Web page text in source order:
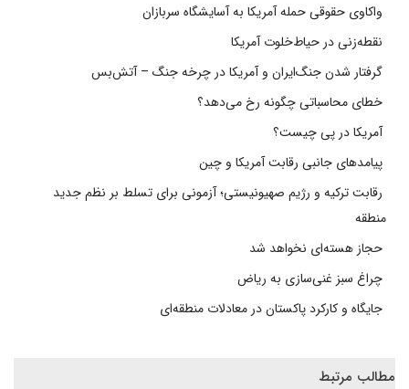
واکاوی حقوقی حمله آمریکا به آسایشگاه سربازان
نقطه‌زنی در حیاط‌خلوت آمریکا
گرفتار شدن جنگ‌ایران و آمریکا در چرخه جنگ – آتش‌بس
خطای محاسباتی چگونه رخ می‌دهد؟
آمریکا در پی چیست؟
پیامدهای جانبی رقابت آمریکا و چین
رقابت ترکیه و رژیم صهیونیستی؛ آزمونی برای تسلط بر نظم جدید
منطقه
حجاز هسته‌ای نخواهد شد
چراغ سبز غنی‌سازی به ریاض
جایگاه و کارکرد پاکستان در معادلات منطقه‌ای
مطالب مرتبط